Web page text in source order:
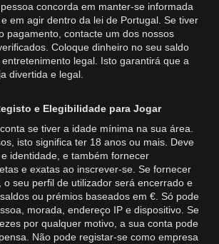
concorda em manter-se informada
em agir dentro da lei de Portugal. Se tiver
pagamento, contacte um dos nossos
Coloque dinheiro no seu saldo
legal. Isto garantirá que a
divertida e legal.
e Elegibilidade para Jogar
se tiver a idade mínima na sua área.
isto significa ter 18 anos ou mais. Deve
identidade, e também fornecer
e exatas ao inscrever-se. Se fornecer
o seu perfil de utilizador será encerrado e
ou prémios baseados em €. Só pode
morada, endereço IP e dispositivo. Se
por qualquer motivo, a sua conta pode
Não pode registar-se como empresa